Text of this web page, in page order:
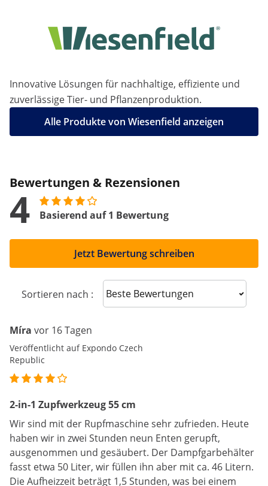
Innovative Lösungen für nachhaltige, effiziente und
zuverlässige Tier- und Pflanzenproduktion.
Alle Produkte von Wiesenfield anzeigen
Bewertungen & Rezensionen
4 Basierend auf 1 Bewertung
Jetzt Bewertung schreiben
Sortieren nach : Sort reviews
Míra vor 16 Tagen
Veröffentlicht auf Expondo Czech
Republic
2-in-1 Zupfwerkzeug 55 cm
Wir sind mit der Rupfmaschine sehr zufrieden. Heute
haben wir in zwei Stunden neun Enten gerupft,
ausgenommen und gesäubert. Der Dampfgarbehälter
fasst etwa 50 Liter, wir füllen ihn aber mit ca. 46 Litern.
Die Aufheizzeit beträgt 1,5 Stunden, was bei einem